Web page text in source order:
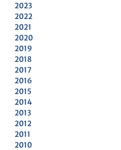
2023
2022
2021
2020
2019
2018
2017
2016
2015
2014
2013
2012
2011
2010